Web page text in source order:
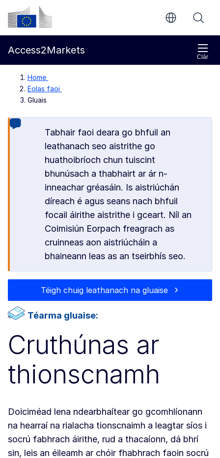
Chuig an bpríomhinneachar
Coimisiún Eorpach
Clár
Access2Markets
Home
Eolas faoi
Gluais
Tabhair faoi deara go bhfuil an
leathanach seo aistrithe go
huathoibríoch chun tuiscint
bhunúsach a thabhairt ar ár n-
inneachar gréasáin. Is aistriúchán
díreach é agus seans nach bhfuil
focail áirithe aistrithe i gceart. Níl an
Coimisiún Eorpach freagrach as
cruinneas aon aistriúcháin a
bhaineann leas as an tseirbhís seo.
Téigh chuig leathanach na gluaise
Téarma gluaise:
Cruthúnas ar
thionscnamh
Doiciméad lena ndearbhaítear go gcomhlíonann
na hearraí na rialacha tionscnaimh a leagtar síos i
socrú fabhrach áirithe, rud a thacaíonn, dá bhrí
sin, leis an éileamh ar chóir fhabhrach faoin socrú